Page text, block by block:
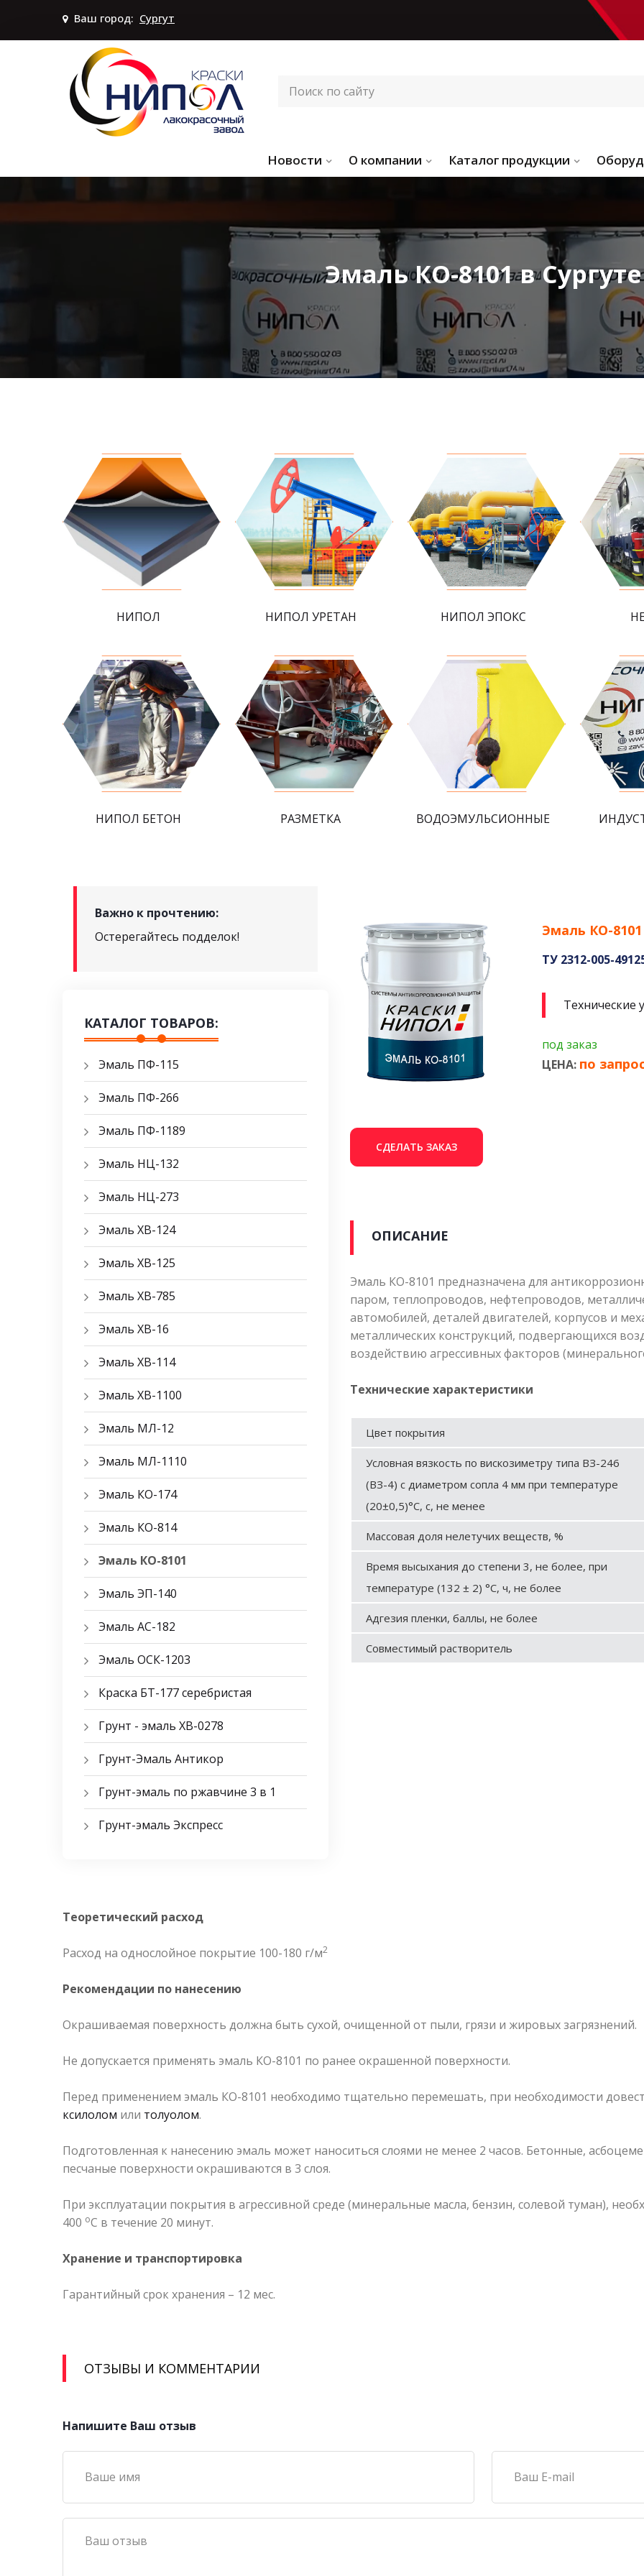
Ваш город: Сургут
Новости О компании Каталог продукции
Эмаль КО-8101 в Сургуте
НИПОЛ НИПОЛ УРЕТАН НИПОЛ ЭПОКС
НИПОЛ БЕТОН РАЗМЕТКА ВОДОЭМУЛЬСИОННЫЕ
Важно к прочтению:
Остерегайтесь подделок!
КАТАЛОГ ТОВАРОВ:
Эмаль ПФ-115
Эмаль ПФ-266
Эмаль ПФ-1189
Эмаль НЦ-132
Эмаль НЦ-273
Эмаль ХВ-124
Эмаль ХВ-125
Эмаль ХВ-785
Эмаль ХВ-16
Эмаль ХВ-114
Эмаль ХВ-1100
Эмаль МЛ-12
Эмаль МЛ-1110
Эмаль КО-174
Эмаль КО-814
Эмаль КО-8101
Эмаль ЭП-140
Эмаль АС-182
Эмаль ОСК-1203
Краска БТ-177 серебристая
Грунт - эмаль ХВ-0278
Грунт-Эмаль Антикор
Грунт-эмаль по ржавчине 3 в 1
Грунт-эмаль Экспресс
Эмаль КО-8101
ТУ 2312-005-
Технические
под заказ
ЦЕНА: по
СДЕЛАТЬ ЗАКАЗ
ОПИСАНИЕ
Эмаль КО-8101 предназначена для
паром, теплопроводов, нефтепроводов,
автомобилей, деталей двигателей, корпусов и
металлических конструкций, подвергающихся
воздействию агрессивных факторов
Технические характеристики
Цвет покрытия
Условная вязкость по вискозиметру типа ВЗ-246
(ВЗ-4) с диаметром сопла 4 мм при температуре
(20±0,5)°С, с, не менее
Массовая доля нелетучих веществ, %
Время высыхания до степени 3, не более, при
температуре (132 ± 2) °С, ч, не более
Адгезия пленки, баллы, не более
Совместимый растворитель
Теоретический расход
Расход на однослойное покрытие 100-180 г/м2
Рекомендации по нанесению
Окрашиваемая поверхность должна быть сухой, очищенной от пыли, грязи и жировых загрязнений.
Не допускается применять эмаль КО-8101 по ранее окрашенной поверхности.
Перед применением эмаль КО-8101 необходимо тщательно перемешать, при необходимости
ксилолом или толуолом.
Подготовленная к нанесению эмаль может наноситься слоями не менее 2 часов. Бетонные,
песчаные поверхности окрашиваются в 3 слоя.
При эксплуатации покрытия в агрессивной среде (минеральные масла, бензин, солевой туман),
400 оС в течение 20 минут.
Хранение и транспортировка
Гарантийный срок хранения – 12 мес.
ОТЗЫВЫ И КОММЕНТАРИИ
Напишите Ваш отзыв